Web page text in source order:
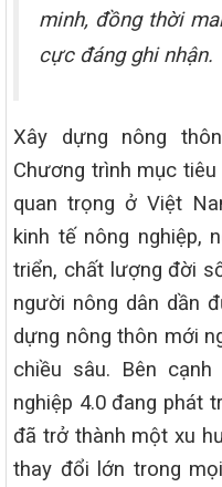
minh, đồng thời
cực đáng ghi nhận.
Xây dựng nông
Chương trình mục
quan trọng ở Việt
kinh tế nông nghiệp,
triển, chất lượng đời
người nông dân dần
dựng nông thôn mới
chiều sâu. Bên
nghiệp 4.0 đang phát
đã trở thành một xu
thay đổi lớn trong